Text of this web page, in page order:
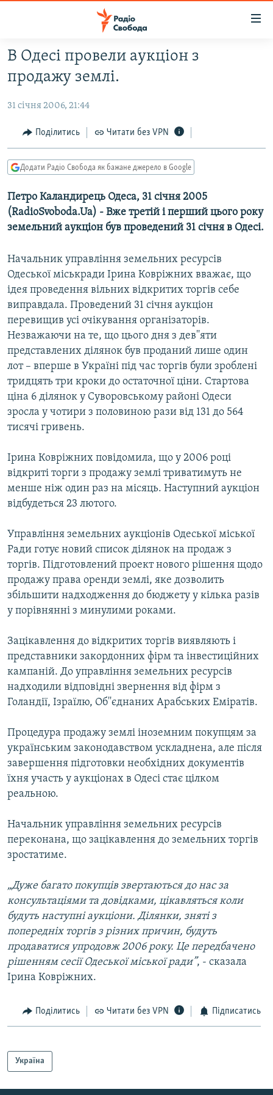
Перейти
до
основного
Перейти
основної
Перейти
пошуку
РАДІО СВОБОДА – 70 РОКІВ
ВСЕ ЗА ДОБУ
СТАТТІ
ПОЛІТИКА
СУСПІЛЬСТВО
КУЛЬТУРА
СВІТ
ВІЙНА
ДОНБАС.РЕАЛІЇ
КРИМ.РЕАЛІЇ
ТИ ЯК?
КИТАЙ.ВИКЛИКИ
МУЛЬТИМЕДІА
ФОТО
СПЕЦПРОЄКТИ
ПОДКАСТИ
КРИМ РЕАЛІЇ
РУС
УКР
ДОЛУЧАЙСЯ!
Усі сайти RFE/RL
В Одесі провели аукціон з
продажу землі.
31 січня 2006, 21:44
Поділитись Читати без VPN
Додати Радіо Свобода як бажане джерело в Google
Петро Каландирець Одеса, 31 січня 2005
(RadioSvoboda.Ua) - Вже третій і перший цього року
земельний аукціон був проведений 31 січня в Одесі.
Начальник управління земельних ресурсів
Одеської міськради Ірина Ковріжних вважає, що
ідея проведення вільних відкритих торгів себе
виправдала. Проведений 31 січня аукціон
перевищив усі очікування організаторів.
Незважаючи на те, що цього дня з дев''яти
представлених ділянок був проданий лише один
лот – вперше в Україні під час торгів були зроблені
тридцять три кроки до остаточної ціни. Стартова
ціна 6 ділянок у Суворовському районі Одеси
зросла у чотири з половиною рази від 131 до 564
тисячі гривень.
Ірина Ковріжних повідомила, що у 2006 році
відкриті торги з продажу землі триватимуть не
менше ніж один раз на місяць. Наступний аукціон
відбудеться 23 лютого.
Управління земельних аукціонів Одеської міської
Ради готує новий список ділянок на продаж з
торгів. Підготовлений проект нового рішення щодо
продажу права оренди землі, яке дозволить
збільшити надходження до бюджету у кілька разів
у порівнянні з минулими роками.
Зацікавлення до відкритих торгів виявляють і
представники закордонних фірм та інвестиційних
кампаній. До управління земельних ресурсів
надходили відповідні звернення від фірм з
Голандії, Ізраїлю, Об''єднаних Арабських Еміратів.
Процедура продажу землі іноземним покупцям за
українським законодавством ускладнена, але після
завершення підготовки необхідних документів
їхня участь у аукціонах в Одесі стає цілком
реальною.
Начальник управління земельних ресурсів
переконана, що зацікавлення до земельних торгів
зростатиме.
„Дуже багато покупців звертаються до нас за
консультаціями та довідками, цікавляться коли
будуть наступні аукціони. Ділянки, зняті з
попередніх торгів з різних причин, будуть
продаватися упродовж 2006 року. Це передбачено
рішенням сесії Одеської міської ради”, - сказала
Ірина Ковріжних.
Поділитись Читати без VPN Підписатись
Україна